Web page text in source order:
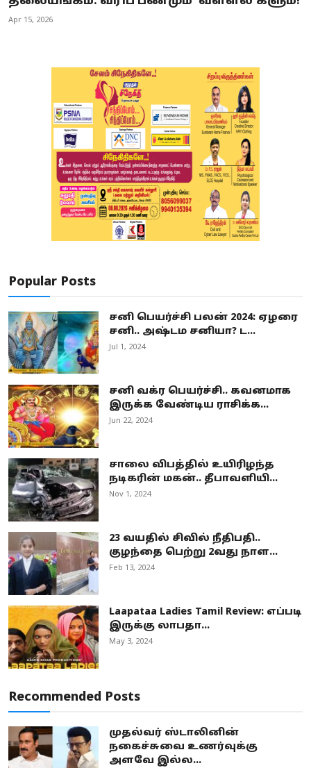
Apr 15, 2026
Popular Posts
சனி பெயர்ச்சி பலன் 2024: ஏழரை
சனி.. அஷ்டம சனியா? ட...
Jul 1, 2024
சனி வக்ர பெயர்ச்சி.. கவனமாக
இருக்க வேண்டிய ராசிக்க...
Jun 22, 2024
சாலை விபத்தில் உயிரிழந்த
நடிகரின் மகன்.. தீபாவளியி...
Nov 1, 2024
23 வயதில் சிவில் நீதிபதி..
குழந்தை பெற்று 2வது நாள...
Feb 13, 2024
Laapataa Ladies Tamil Review: எப்படி
இருக்கு லாபதா...
May 3, 2024
Recommended Posts
முதல்வர் ஸ்டாலினின்
நகைச்சுவை உணர்வுக்கு
அளவே இல்ல...